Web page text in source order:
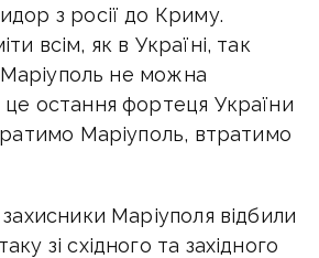
з росії до Криму.
всім, як в Україні, так
Маріуполь не можна
остання фортеця України
Маріуполь, втратимо
Маріуполя відбили
зі східного та західного